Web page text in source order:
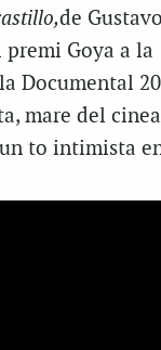
de Gustavo
Goya a la
Documental
mare del
to intimista